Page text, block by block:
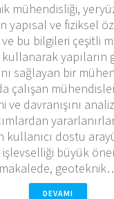
mühendisliği,
yapısal ve fiziksel
bu bilgileri çeşitli
yapıların
sağlayan bir
çalışan
ve davranışını
kullanıcı dostu
işlevselliği büyük
makalede,
DEVAMI